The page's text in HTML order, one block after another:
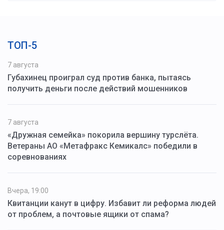
ТОП-5
7 августа
Губахинец проиграл суд против банка, пытаясь
получить деньги после действий мошенников
7 августа
«Дружная семейка» покорила вершину турслёта.
Ветераны АО «Метафракс Кемикалс» победили в
соревнованиях
Вчера, 19:00
Квитанции канут в цифру. Избавит ли реформа людей
от проблем, а почтовые ящики от спама?